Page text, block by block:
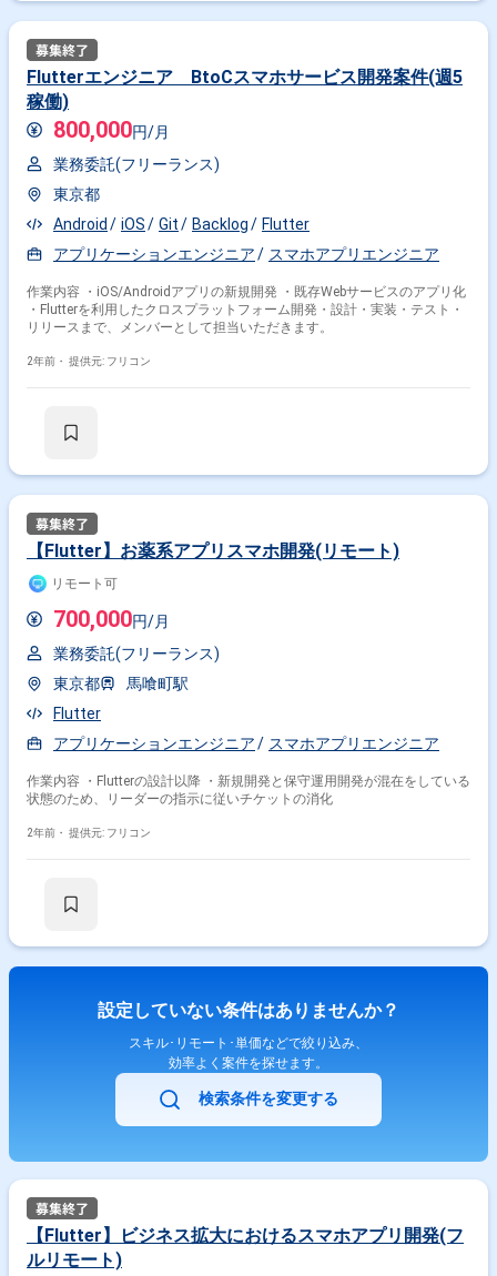
Flutterエンジニア BtoCスマホサービス開発案件(週5
稼働)
800,000円/月
業務委託(フリーランス)
東京都
Android
iOS Git Backlog
Flutter
アプリケーションエンジニア
スマホアプリエンジニア
作業内容 ・iOS/Androidアプリの新規開発 ・既存Webサービスのアプリ化
・Flutterを利用したクロスプラットフォーム開発・設計・実装・テスト・
リリースまで、メンバーとして担当いただきます。
2年前・ 提供元: フリコン
【Flutter】お薬系アプリスマホ開発(リモート)
リモート可
700,000円/月
業務委託(フリーランス)
東京都
馬喰町駅
Flutter
アプリケーションエンジニア
スマホアプリエンジニア
作業内容 ・Flutterの設計以降 ・新規開発と保守運用開発が混在をしている
状態のため、リーダーの指示に従いチケットの消化
2年前・ 提供元: フリコン
設定していない条件はありませんか？
スキル･リモート･単価などで絞り込み、
効率よく案件を探せます。
検索条件を変更する
【Flutter】ビジネス拡大におけるスマホアプリ開発(フ
ルリモート)